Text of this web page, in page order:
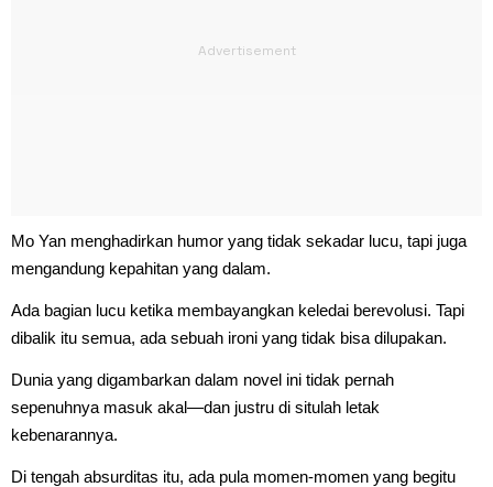
Mo Yan menghadirkan humor yang tidak sekadar lucu, tapi juga
mengandung kepahitan yang dalam.
Ada bagian lucu ketika membayangkan keledai berevolusi. Tapi
dibalik itu semua, ada sebuah ironi yang tidak bisa dilupakan.
Dunia yang digambarkan dalam novel ini tidak pernah
sepenuhnya masuk akal—dan justru di situlah letak
kebenarannya.
Di tengah absurditas itu, ada pula momen-momen yang begitu